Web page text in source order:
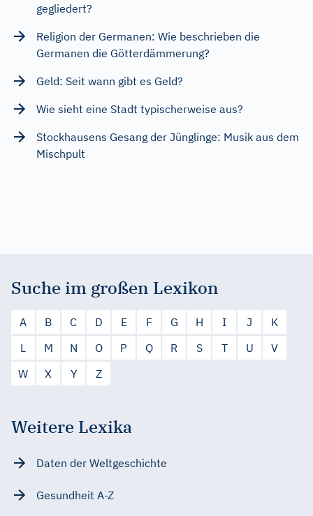
gegliedert?
Religion der Germanen: Wie beschrieben die
Germanen die Götterdämmerung?
Geld: Seit wann gibt es Geld?
Wie sieht eine Stadt typischerweise aus?
Stockhausens Gesang der Jünglinge: Musik aus dem
Mischpult
Suche im großen Lexikon
A B C D E F G H I J
K
L
M N O P Q R S T U
V
W
X Y Z
Weitere Lexika
Daten der Weltgeschichte
Gesundheit A-Z